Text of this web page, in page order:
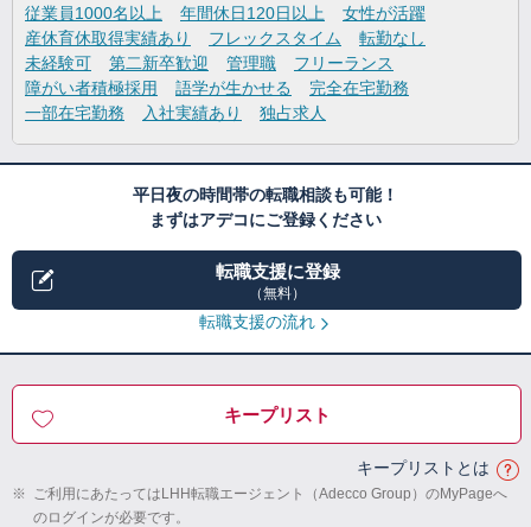
従業員1000名以上
年間休日120日以上
女性が活躍
産休育休取得実績あり
フレックスタイム
転勤なし
未経験可
第二新卒歓迎 管理職
フリーランス
障がい者積極採用
語学が生かせる
完全在宅勤務
一部在宅勤務
入社実績あり 独占求人
平日夜の時間帯の転職相談も可能！
まずはアデコにご登録ください
転職支援に登録
（無料）
転職支援の流れ
キープリスト
キープリストとは
※ ご利用にあたってはLHH転職エージェント（Adecco Group）のMyPageへ
のログインが必要です。